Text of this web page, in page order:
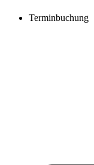
Terminbuchung